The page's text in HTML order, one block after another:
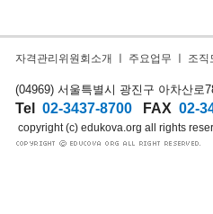
자격관리위원회소개 주요업무 조직
(04969) 서울특별시 광진구 아차산로
Tel 02-3437-8700 FAX 02-
copyright (c) edukova.org all rights